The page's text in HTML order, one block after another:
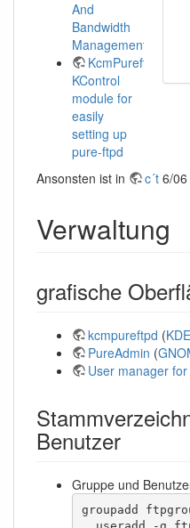
And
Bandwidth
Management)
KcmPureftpd:
KControl
module for
easily
setting up
pure-ftpd
Ansonsten ist in
c´t 6/
Verwaltung
grafische
kcmpureftpd (KDE
PureAdmin (
User manager
Benutzer
Gruppe und
groupadd